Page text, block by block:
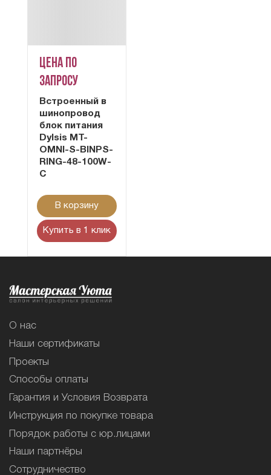
Цена по
запросу
Встроенный в
шинопровод
блок питания
Dylsis MT-
OMNI-S-BINPS-
RING-48-100W-
C
В корзину
Купить в 1 клик
О нас
Наши сертификаты
Проекты
Способы оплаты
Гарантия и Условия Возврата
Инструкция по покупке товара
Порядок работы с юр.лицами
Наши партнёры
Сотрудничество